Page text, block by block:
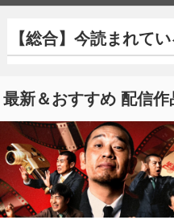
【総合】今読まれて
最新＆おすすめ 配信作